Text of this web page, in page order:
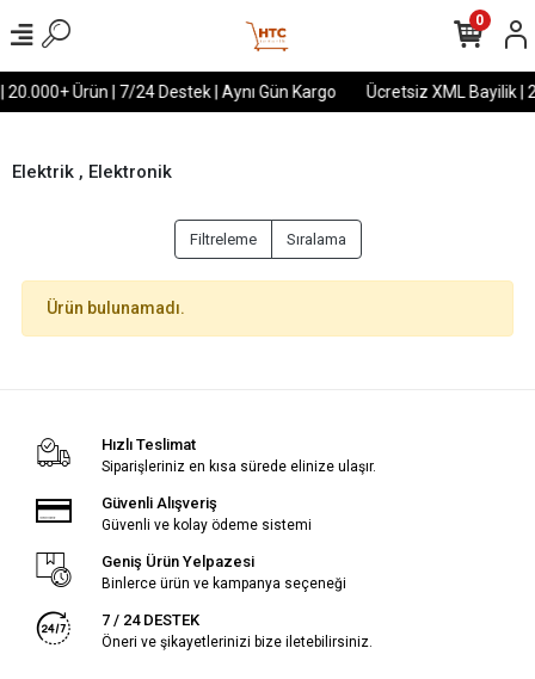
Ürün | 7/24 Destek | Aynı Gün Kargo Ücretsiz XML Bayilik |
0
Elektrik , Elektronik
Filtreleme Sıralama
Ürün bulunamadı.
Hızlı Teslimat
Siparişleriniz en kısa sürede elinize ulaşır.
Güvenli Alışveriş
Güvenli ve kolay ödeme sistemi
Geniş Ürün Yelpazesi
Binlerce ürün ve kampanya seçeneği
7 / 24 DESTEK
Öneri ve şikayetlerinizi bize iletebilirsiniz.